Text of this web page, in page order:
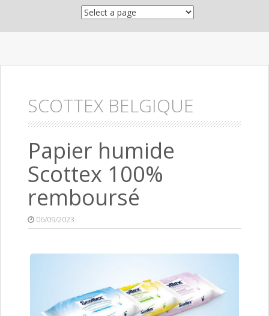
SCOTTEX BELGIQUE
Papier humide
Scottex 100%
remboursé
06/09/2023